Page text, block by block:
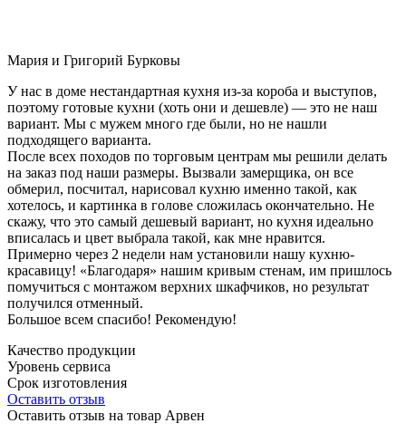
Мария и Григорий Бурковы
У нас в доме нестандартная кухня из-за короба и выступов,
поэтому готовые кухни (хоть они и дешевле) — это не наш
вариант. Мы с мужем много где были, но не нашли
подходящего варианта.
После всех походов по торговым центрам мы решили делать
на заказ под наши размеры. Вызвали замерщика, он все
обмерил, посчитал, нарисовал кухню именно такой, как
хотелось, и картинка в голове сложилась окончательно. Не
скажу, что это самый дешевый вариант, но кухня идеально
вписалась и цвет выбрала такой, как мне нравится.
Примерно через 2 недели нам установили нашу кухню-
красавицу! «Благодаря» нашим кривым стенам, им пришлось
помучиться с монтажом верхних шкафчиков, но результат
получился отменный.
Большое всем спасибо! Рекомендую!
Качество продукции
Уровень сервиса
Срок изготовления
Оставить отзыв
Оставить отзыв на товар Арвен